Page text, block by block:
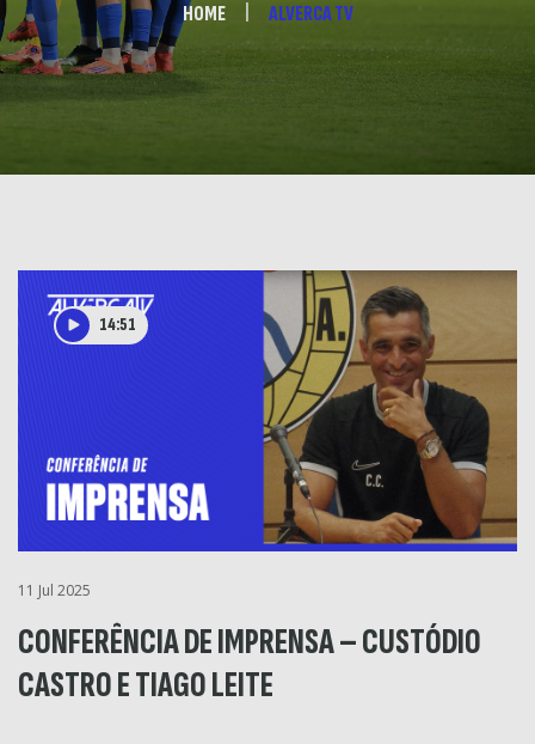
HOME ALVERCA TV
14:51
11 Jul 2025
CONFERÊNCIA DE IMPRENSA – CUSTÓDIO
CASTRO E TIAGO LEITE